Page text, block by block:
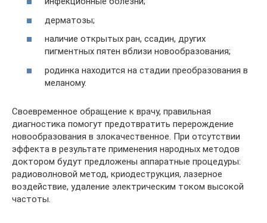
дерматозы;
наличие открытых ран, ссадин, других
пигментных пятен вблизи новообразования;
родинка находится на стадии преобразования в
меланому.
Своевременное обращение к врачу, правильная
диагностика помогут предотвратить перерождение
новообразования в злокачественное. При отсутствии
эффекта в результате применения народных методов
доктором будут предложены аппаратные процедуры:
радиоволновой метод, криодеструкция, лазерное
воздействие, удаление электрическим током высокой
частоты.